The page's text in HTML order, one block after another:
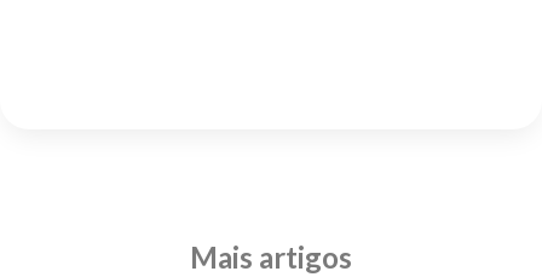
Mais artigos